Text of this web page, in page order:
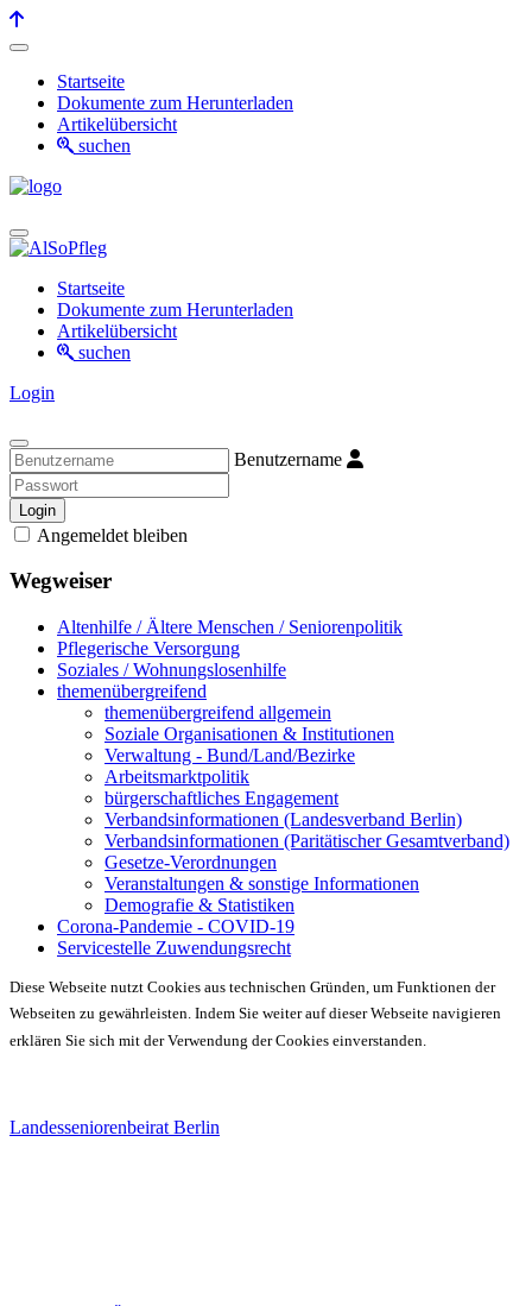
Startseite
Dokumente zum Herunterladen
Artikelübersicht
suchen
Startseite
Dokumente zum Herunterladen
Artikelübersicht
suchen
Login
Benutzername
Login
Angemeldet bleiben
Wegweiser
Altenhilfe / Ältere Menschen / Seniorenpolitik
Pflegerische Versorgung
Soziales / Wohnungslosenhilfe
themenübergreifend
themenübergreifend allgemein
Soziale Organisationen & Institutionen
Verwaltung - Bund/Land/Bezirke
Arbeitsmarktpolitik
bürgerschaftliches Engagement
Verbandsinformationen (Landesverband Berlin)
Verbandsinformationen (Paritätischer Gesamtverband)
Gesetze-Verordnungen
Veranstaltungen & sonstige Informationen
Demografie & Statistiken
Corona-Pandemie - COVID-19
Servicestelle Zuwendungsrecht
Diese Webseite nutzt Cookies aus technischen Gründen, um Funktionen der
Webseiten zu gewährleisten. Indem Sie weiter auf dieser Webseite navigieren
erklären Sie sich mit der Verwendung der Cookies einverstanden.
Landesseniorenbeirat Berlin